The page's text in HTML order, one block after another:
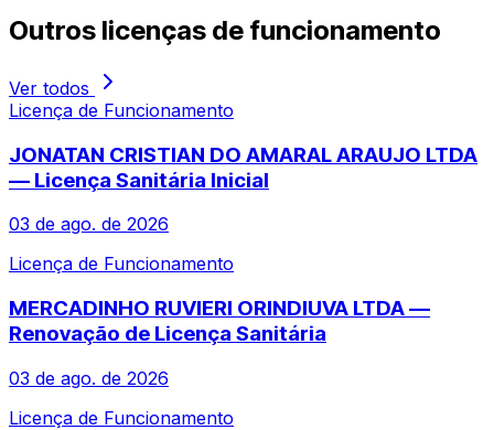
Outros licenças de funcionamento
Ver todos
Licença de Funcionamento
JONATAN CRISTIAN DO AMARAL ARAUJO LTDA
— Licença Sanitária Inicial
03 de ago. de 2026
Licença de Funcionamento
MERCADINHO RUVIERI ORINDIUVA LTDA —
Renovação de Licença Sanitária
03 de ago. de 2026
Licença de Funcionamento